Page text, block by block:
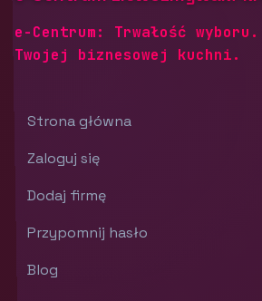
e-Centrum: Trwałość wyboru.
Twojej biznesowej kuchni.
Strona główna
Zaloguj się
Dodaj firmę
Przypomnij hasło
Blog